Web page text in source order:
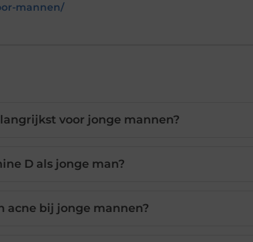
mannen/
voor jonge mannen?
D als jonge man?
acne bij jonge mannen?